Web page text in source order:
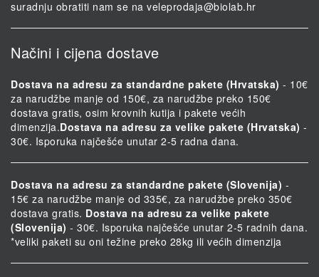
suradnju obratiti nam se na veleprodaja@biolab.hr
Načini i cijena dostave
Dostava na adresu za standardne pakete (Hrvatska) - 10€
za narudžbe manje od 150€, za narudžbe preko 150€
dostava gratis, osim krovnih kutija i pakete većih
dimenzija.Dostava na adresu za velike pakete (Hrvatska) -
30€. Isporuka najčešće unutar 2-5 radna dana.
Dostava na adresu za standardne pakete (Slovenija) -
15€ za narudžbe manje od 335€, za narudžbe preko 350€
dostava gratis. Dostava na adresu za velike pakete
(Slovenija) - 30€. Isporuka najčešće unutar 2-5 radnih dana.
*veliki paketi su oni težine preko 28kg ili većih dimenzija